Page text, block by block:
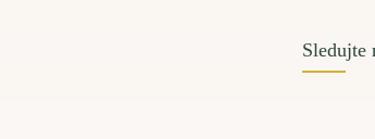
Sledujte